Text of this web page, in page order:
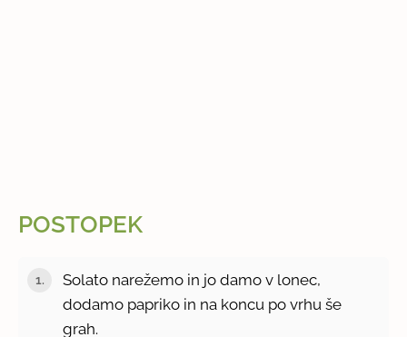
POSTOPEK
Solato narežemo in jo damo v lonec,
dodamo papriko in na koncu po vrhu še
grah.